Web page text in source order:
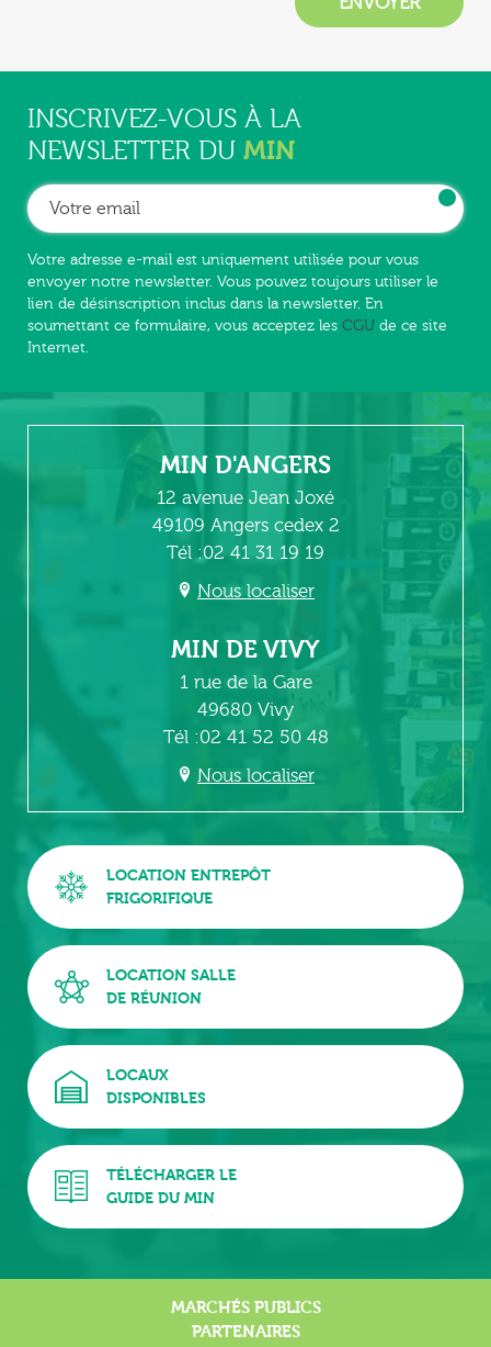
INSCRIVEZ-VOUS À LA
NEWSLETTER DU MIN
Votre adresse e-mail est uniquement utilisée pour vous
envoyer notre newsletter. Vous pouvez toujours utiliser le
lien de désinscription inclus dans la newsletter. En
soumettant ce formulaire, vous acceptez les CGU de ce site
Internet.
MIN D'ANGERS
12 avenue Jean Joxé
49109 Angers cedex 2
Tél :02 41 31 19 19
Nous localiser
MIN DE VIVY
1 rue de la Gare
49680 Vivy
Tél :02 41 52 50 48
Nous localiser
LOCATION ENTREPÔT
FRIGORIFIQUE
LOCATION SALLE
DE RÉUNION
LOCAUX
DISPONIBLES
TÉLÉCHARGER LE
GUIDE DU MIN
MARCHÉS PUBLICS
PARTENAIRES